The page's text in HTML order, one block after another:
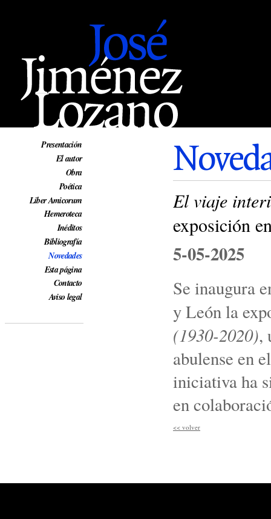
Presentación
El autor
Obra
Poética
Liber Amicorum
Hemeroteca
Inéditos
Bibliografía
Novedades
Esta página
Contacto
Aviso legal
El viaje
exposición
5-05-2025
Se inaugura
y León la
(1930-2020),
abulense en
iniciativa ha
en
<< volver